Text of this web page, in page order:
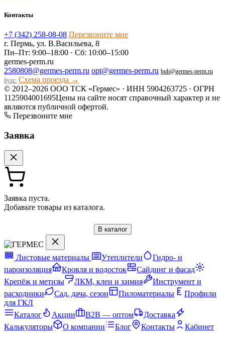
Контакты
+7 (342) 258-08-08 Перезвоните мне
г. Пермь, ул. В.Васильева, 8
Пн–Пт: 9:00–18:00 · Сб: 10:00–15:00
germes-perm.ru
2580808@germes-perm.ru opt@germes-perm.ru buh@germes-perm.ru
бухг. Схема проезда →
© 2012–2026 ООО ТСК «Гермес» · ИНН 5904263725 · ОГРН
1125904001695Цены на сайте носят справочный характер и не
являются публичной офертой.
Перезвоните мне
Заявка
Заявка пуста.
Добавьте товары из каталога.
В каталог
Листовые материалы Утеплители
Гидро- и
пароизоляция
Кровля и водосток
Сайдинг и фасад
Крепёж и метизы
ЛКМ, клеи и химия
Инструмент и
расходники
Сад, дача, сезон Пиломатериалы
Профили
для ГКЛ
Каталог
Акции B2B — оптом
Доставка
Калькуляторы
О компании Блог Контакты Кабинет